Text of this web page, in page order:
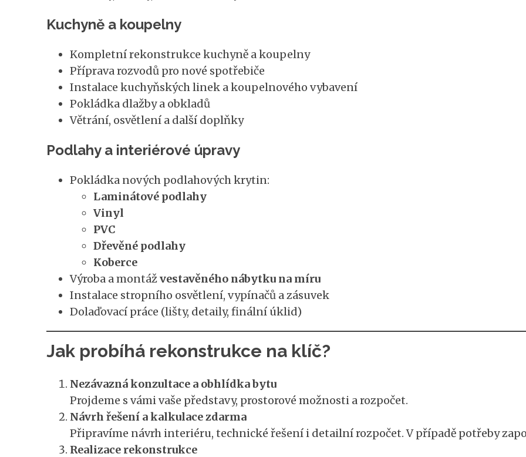
Kuchyně a koupelny
Kompletní rekonstrukce kuchyně a koupelny
Příprava rozvodů pro nové spotřebiče
Instalace kuchyňských linek a koupelnového vybavení
Pokládka dlažby a obkladů
Větrání, osvětlení a další doplňky
Podlahy a interiérové úpravy
Pokládka nových podlahových krytin:
Laminátové podlahy
Vinyl
PVC
Dřevěné podlahy
Koberce
Výroba a montážvestavěného nábytku na míru
Instalace stropního osvětlení, vypínačů a zásuvek
Dolaďovací práce (lišty, detaily, finální úklid)
Jak probíhá rekonstrukce na klíč?
Nezávazná konzultace a obhlídka bytu
Projdeme s vámi vaše představy, prostorové možnosti a rozpočet.
Návrh řešení a kalkulace zdarma
Připravíme návrh interiéru, technické řešení i detailní rozpočet. V případě potřeby
Realizace rekonstrukce